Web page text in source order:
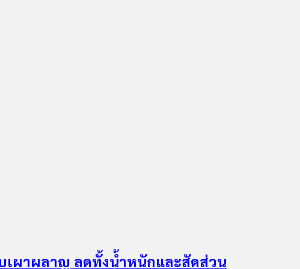
เผาผลาญ ลดทั้งน้ำหนักและสัดส่วน